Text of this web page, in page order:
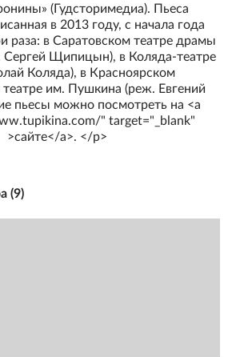
(Гудсторимедиа). Пьеса
в 2013 году, с начала года
раза: в Саратовском театре драмы
Щипицын), в Коляда-театре
Коляда), в Красноярском
им. Пушкина (реж. Евгений
пьесы можно посмотреть на <a
" target="_blank"
>сайте</a>. </p>
(9)